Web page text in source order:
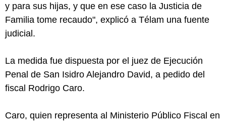
y para sus hijas, y que en ese caso la Justicia de
Familia tome recaudo", explicó a Télam una fuente
judicial.
La medida fue dispuesta por el juez de Ejecución
Penal de San Isidro Alejandro David, a pedido del
fiscal Rodrigo Caro.
Caro, quien representa al Ministerio Público Fiscal en